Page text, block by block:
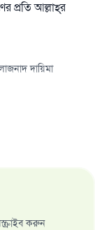
প্রতি আল্লাহ্‌র
দায়িমা
করুন
করুন
সমান